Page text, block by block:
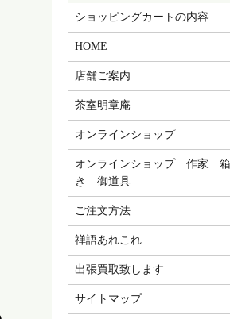
ショッピングカートの内容
HOME
店舗ご案内
茶室明章庵
オンラインショップ
オンラインショップ 作家
き 御道具
ご注文方法
禅語あれこれ
出張買取致します
サイトマップ